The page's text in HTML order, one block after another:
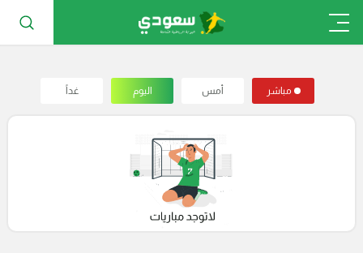
مباشر أمس اليوم غداً